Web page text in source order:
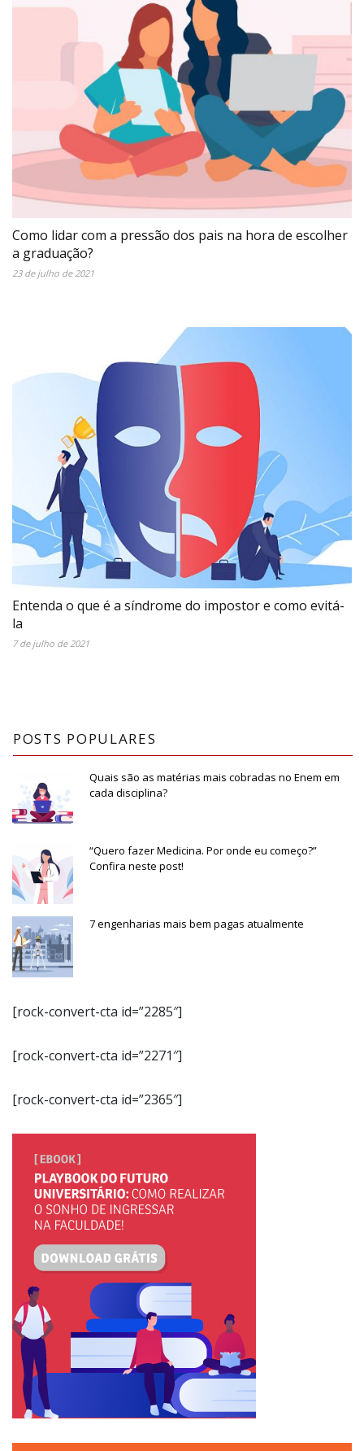
Como lidar com a pressão dos pais na hora de escolher
a graduação?
23 de julho de 2021
Entenda o que é a síndrome do impostor e como evitá-
la
7 de julho de 2021
POSTS POPULARES
Quais são as matérias mais cobradas no Enem em
cada disciplina?
“Quero fazer Medicina. Por onde eu começo?”
Confira neste post!
7 engenharias mais bem pagas atualmente
[rock-convert-cta id=”2285″]
[rock-convert-cta id=”2271″]
[rock-convert-cta id=”2365″]